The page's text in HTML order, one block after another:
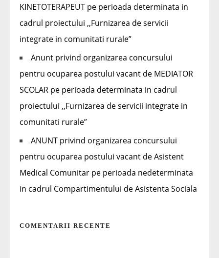
KINETOTERAPEUT pe perioada determinata in
cadrul proiectului ,,Furnizarea de servicii
integrate in comunitati rurale”
Anunt privind organizarea concursului
pentru ocuparea postului vacant de MEDIATOR
SCOLAR pe perioada determinata in cadrul
proiectului ,,Furnizarea de servicii integrate in
comunitati rurale”
ANUNT privind organizarea concursului
pentru ocuparea postului vacant de Asistent
Medical Comunitar pe perioada nedeterminata
in cadrul Compartimentului de Asistenta Sociala
COMENTARII RECENTE